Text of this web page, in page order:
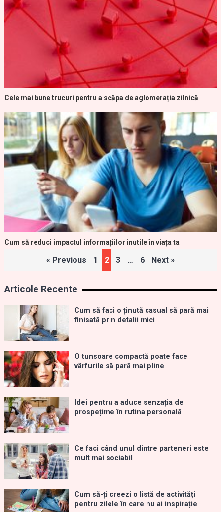
Cele mai bune trucuri pentru a scăpa de aglomerația zilnică
Cum să reduci impactul informațiilor inutile în viața ta
« Previous 1 2 3 … 6 Next »
Articole Recente
Cum să faci o ținută casual să pară mai
finisată prin detalii mici
O tunsoare compactă poate face
vârfurile să pară mai pline
Idei pentru a aduce senzația de
prospețime în rutina personală
Ce faci când unul dintre parteneri este
mult mai sociabil
Cum să-ți creezi o listă de activități
pentru zilele în care nu ai inspirație